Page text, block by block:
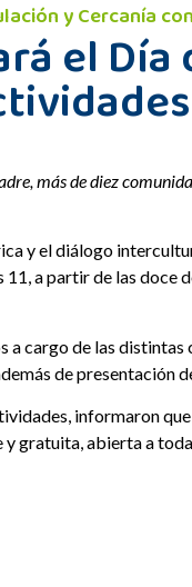
y Cercanía
el
más de diez
y el diálogo
11, a partir de las
a cargo de las
de presentación
informaron
gratuita, abierta a